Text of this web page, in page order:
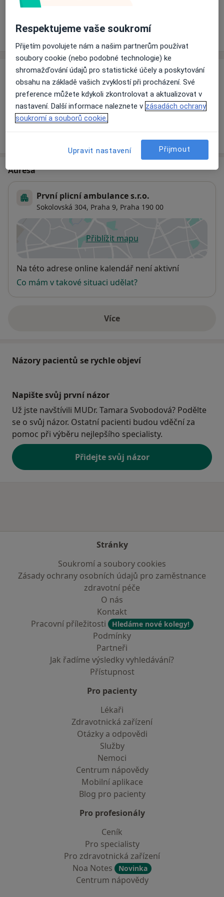
Ceník Adresy Názory pacientů
Ceník
Informace o službách a cenách nejsou k dispozici
Tento specialista ještě nepřidával žádné informace o
svých službách.
Adresa
První plicní ambulance s.r.o.
Sokolovská 304, Praha 9, Praha 190 00
Přiblížit mapuse otevře v nové záložce
Dostupnost
Na této adrese online kalendář není aktivní
Co mám v takové situaci udělat?
Víceo adrese
Názory pacientů se rychle objeví
Napište svůj první názor
Už jste navštívili MUDr. Tamara Svobodová? Podělte
se o svůj názor. Ostatní pacienti budou vděční za
pomoc při výběru nejlepšího specialisty.
Přidejte svůj názor
Stránky
Soukromí a soubory cookies
Zásady ochrany osobních údajů pro zaměstnance
zdravotní péče
O nás
Kontakt
Pracovní příležitosti
Hledáme nové kolegy!
Podmínky
Partneři
Jak řadíme výsledky vyhledávání?
Přístupnost
Pro pacienty
Lékaři
Zdravotnická zařízení
Otázky a odpovědi
Služby
Nemoci
Centrum nápovědy
Mobilní aplikace
Blog pro pacienty
Pro profesionály
Ceník
Pro specialisty
Pro zdravotnická zařízení
Noa Notes
Novinka
Centrum nápovědy
Respektujeme vaše soukromí
Přijetím povolujete nám a našim partnerům používat
soubory cookie (nebo podobné technologie) ke
shromažďování údajů pro statistické účely a poskytování
obsahu na základě vašich zvyklostí při procházení. Své
preference můžete kdykoli zkontrolovat a aktualizovat v
nastavení. Další informace naleznete v zásadách ochrany
soukromí a souborů cookie.
Upravit nastavení Přijmout